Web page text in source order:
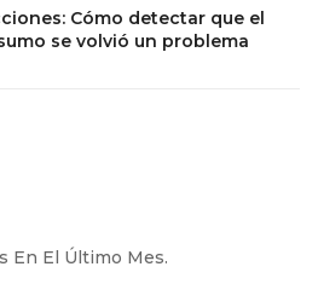
Cómo detectar que el
se volvió un problema
En El Último Mes.